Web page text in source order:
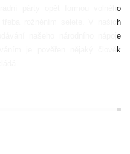
párty opět formou volného
rožněním selete. V našich
našeho národního nápoje
je pověřen nějaký člověk